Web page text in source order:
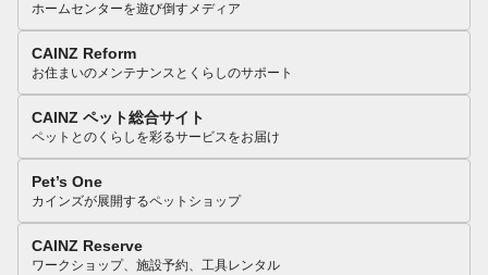
ホームセンターを遊び倒すメディア
CAINZ Reform
お住まいのメンテナンスとくらしのサポート
CAINZ ペット総合サイト
ペットとのくらしを彩るサービスをお届け
Pet’s One
カインズが展開するペットショップ
CAINZ Reserve
ワークショップ、施設予約、工具レンタル